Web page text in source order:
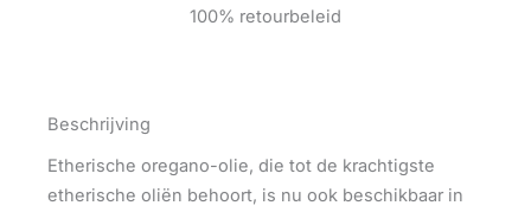
100% retourbeleid
Beschrijving
Etherische oregano-olie, die tot de krachtigste
etherische oliën behoort, is nu ook beschikbaar in